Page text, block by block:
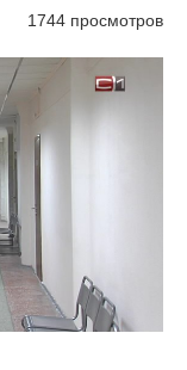
1744 просмотров